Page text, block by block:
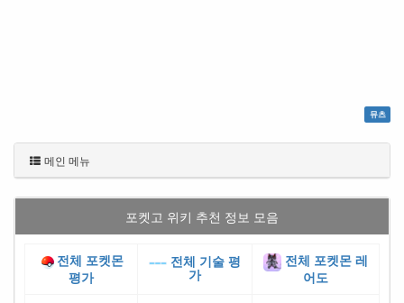
뮤츠
메인 메뉴
포켓고 위키 추천 정보 모음
전체 포켓몬
평가
전체 기술 평
가
전체 포켓몬 레
어도